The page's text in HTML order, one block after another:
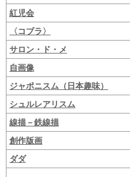
紅児会
〈コブラ〉
サロン・ド・メ
自画像
ジャポニスム（日本趣味）
シュルレアリスム
線描－鉄線描
創作版画
ダダ